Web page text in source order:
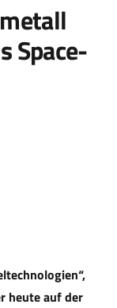
Space-
heute auf der